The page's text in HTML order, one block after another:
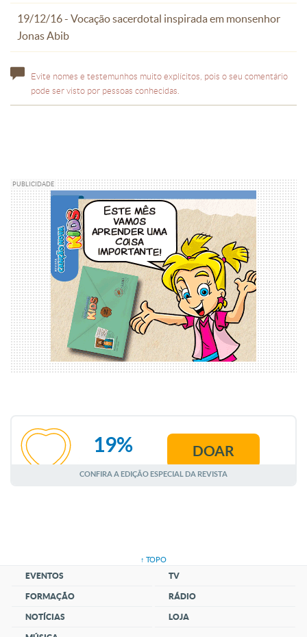
19/12/16 - Vocação sacerdotal inspirada em monsenhor
Jonas Abib
Evite nomes e testemunhos muito explícitos, pois o seu comentário
pode ser visto por pessoas conhecidas.
PUBLICIDADE
AGOSTO
19% DOAR
CONFIRA A EDIÇÃO ESPECIAL DA REVISTA
↑ TOPO
EVENTOS
FORMAÇÃO
NOTÍCIAS
TV
RÁDIO
LOJA